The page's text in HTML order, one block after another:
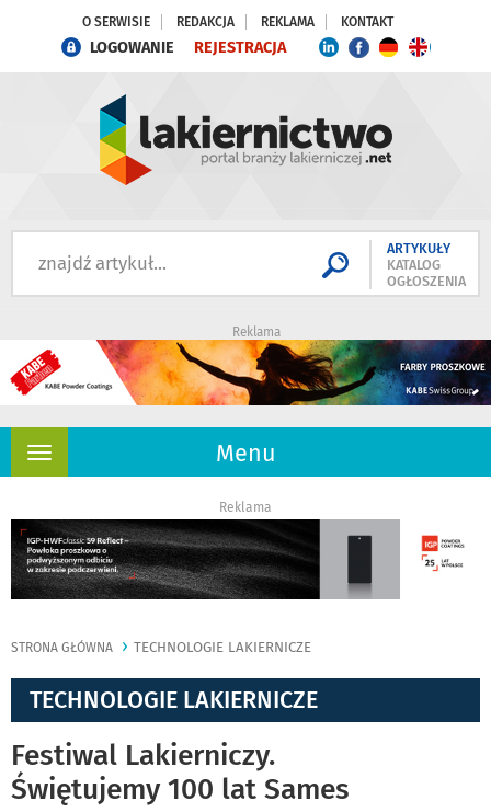
O SERWISIE REDAKCJA REKLAMA KONTAKT
LOGOWANIE REJESTRACJA
ARTYKUŁY
KATALOG
OGŁOSZENIA
Reklama
Menu
Rozwiń
Reklama
STRONA GŁÓWNA TECHNOLOGIE LAKIERNICZE
TECHNOLOGIE LAKIERNICZE
Festiwal Lakierniczy.
Świętujemy 100 lat Sames